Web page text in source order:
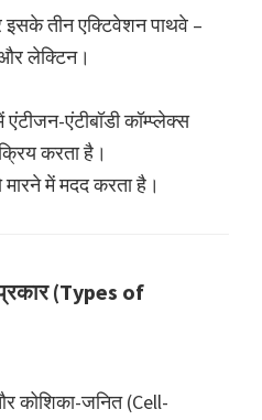
इसके तीन एक्टिवेशन पाथवे –
लेक्टिन।
एंटीबॉडी कॉम्प्लेक्स
करता है।
मारने में मदद करता है।
(Types of
कोशिका-जनित (Cell-